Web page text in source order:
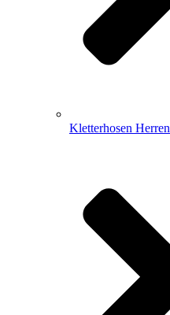
Kletterhosen Herren